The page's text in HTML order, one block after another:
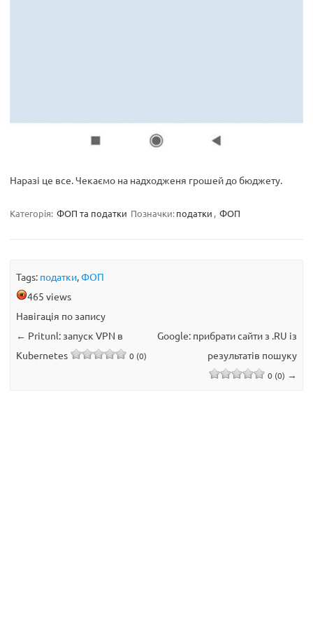
Наразі це все. Чекаємо на надходженя грошей до бюджету.
Категорія: ФОП та податки Позначки:податки , ФОП
Tags: податки ,ФОП
465 views
Навігація по запису
← Pritunl: запуск VPN в
Kubernetes
0 (0)
Google: прибрати сайти з .RU із
результатів пошуку
0 (0) →